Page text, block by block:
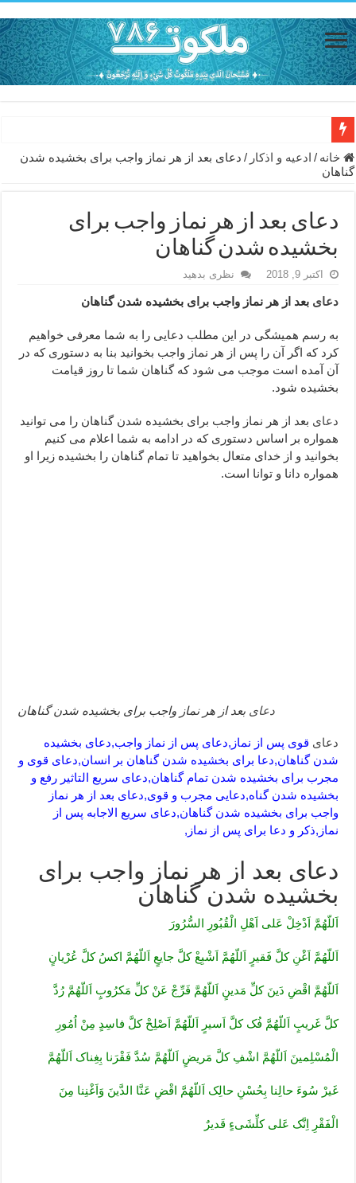
دعای حفظ جان خانواده از بلا در سفر – دعای دفع بلا در قرآن
دعا برای عاشق شدن طرف مقابل – عاشق کردن طرف مقابل از راه
دعای حفظ جان عزیزان از بلا در سفر – دعا برای رفع حوادث بد روزانه
ختم سوره تکاثر برای جذب ثروت – خواص و برکات سوره تکاثر
دعا قدرت و توانمندی – دعا برای افزایش انرژی بدن و قدرت بازو
خانه / ادعيه و اذكار / دعای بعد از هر نماز واجب برای بخشیده شدن
گناهان
دعای بعد از هر نماز واجب برای
بخشیده شدن گناهان
اکتبر 9, 2018 نظری بدهید
دعای بعد از هر نماز واجب برای بخشیده شدن گناهان
به رسم همیشگی در این مطلب دعایی را به شما معرفی خواهیم
کرد که اگر آن را پس از هر نماز واجب بخوانید بنا به دستوری که در
آن آمده است موجب می شود که گناهان شما تا روز قیامت
بخشیده شود.
دعای بعد از هر نماز واجب برای بخشیده شدن گناهان را می توانید
همواره بر اساس دستوری که در ادامه به شما اعلام می کنیم
بخوانید و از خدای متعال بخواهید تا تمام گناهان را بخشیده زیرا او
همواره دانا و توانا است.
دعای بعد از هر نماز واجب برای بخشیده شدن گناهان
دعای قوی پس از نماز,دعای پس از نماز واجب,دعای بخشیده
شدن گناهان,دعا برای بخشیده شدن گناهان بر انسان,دعای قوی و
مجرب برای بخشیده شدن تمام گناهان,دعای سریع التاثیر رفع و
بخشیده شدن گناه,دعایی مجرب و قوی,دعای بعد از هر نماز
واجب برای بخشیده شدن گناهان,دعای سریع الاجابه پس از
نماز,ذکر و دعا برای پس از نماز,
دعای بعد از هر نماز واجب برای
بخشیده شدن گناهان
اَللّهُمَّ اَدْخِلْ عَلى اَهْلِ الْقُبُورِ السُّرُورَ
اَللّهُمَّ اَغْنِ کلَّ فَقیرٍ اَللّهُمَّ اَشْبِعْ کلَّ جایعٍ اَللّهُمَّ اکسُ کلَّ عُرْیانٍ
اَللّهُمَّ اقْضِ دَینَ کلِّ مَدینٍ اَللّهُمَّ فَرِّجْ عَنْ کلِّ مَکرُوبٍ اَللّهُمَّ رُدَّ
کلَّ غَریبٍ اَللّهُمَّ فُک کلَّ اَسیرٍ اَللّهُمَّ اَصْلِحْ کلَّ فاسِدٍ مِنْ اُمُورِ
الْمُسْلِمینَ اَللّهُمَّ اشْفِ کلَّ مَریضٍ اَللّهُمَّ سُدَّ فَقْرَنا بِغِناک اَللّهُمَّ
غَیرْ سُوءَ حالِنا بِحُسْنِ حالِک اَللّهُمَّ اقْضِ عَنَّا الدَّینَ وَاَغْنِنا مِنَ
الْفَقْرِ اِنَّک عَلى کلِّشَىءٍ قَدیرٌ